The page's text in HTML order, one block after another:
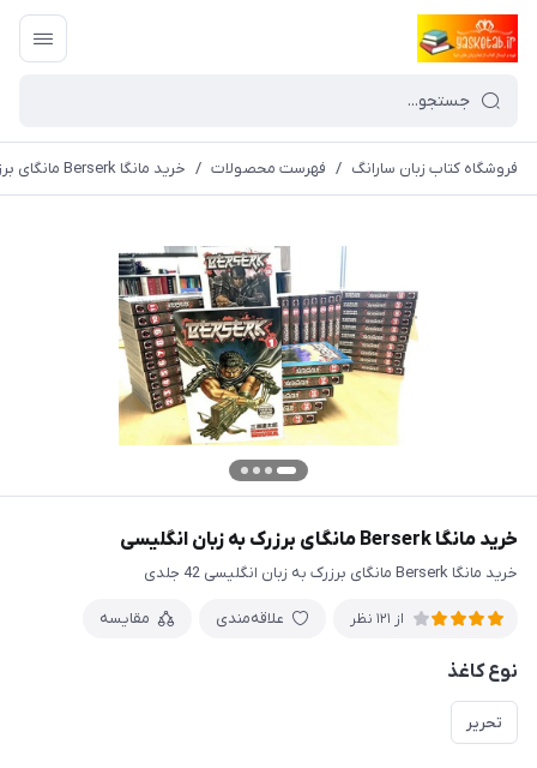
فروشگاه کتاب زبان سارانگ / فهرست محصولات / خرید مانگا Berserk مانگای برزرک به زبان انگلیسی
خرید مانگا Berserk مانگای برزرک به زبان انگلیسی
خرید مانگا Berserk مانگای برزرک به زبان انگلیسی 42 جلدی
از 121 نظر علاقه‌مندی مقایسه
نوع کاغذ
تحریر